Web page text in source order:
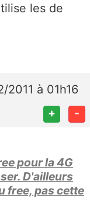
les de
2011 à 01h16
+ -
pour la 4G
D'ailleurs
free, pas cette